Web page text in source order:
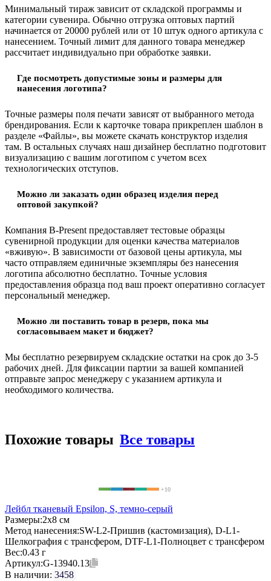
Минимальный тираж зависит от складской программы и
категории сувенира. Обычно отгрузка оптовых партий
начинается от 20000 рублей или от 10 штук одного артикула с
нанесением. Точный лимит для данного товара менеджер
рассчитает индивидуально при обработке заявки.
Где посмотреть допустимые зоны и размеры для
нанесения логотипа?
Точные размеры поля печати зависят от выбранного метода
брендирования. Если к карточке товара прикреплен шаблон в
разделе «Файлы», вы можете скачать конструктор изделия
там. В остальных случаях наш дизайнер бесплатно подготовит
визуализацию с вашим логотипом с учетом всех
технологических отступов.
Можно ли заказать один образец изделия перед
оптовой закупкой?
Компания B-Present предоставляет тестовые образцы
сувенирной продукции для оценки качества материалов
«вживую». В зависимости от базовой цены артикула, мы
часто отправляем единичные экземпляры без нанесения
логотипа абсолютно бесплатно. Точные условия
предоставления образца под ваш проект оперативно согласует
персональный менеджер.
Можно ли поставить товар в резерв, пока мы
согласовываем макет и бюджет?
Мы бесплатно резервируем складские остатки на срок до 3-5
рабочих дней. Для фиксации партии за вашей компанией
отправьте запрос менеджеру с указанием артикула и
необходимого количества.
Похожие товары Все товары
+10
Лейбл тканевый Epsilon, S, темно-серый
Размеры:2х8 см
Метод нанесения:SW-L2-Пришив (кастомизация), D-L1-
Шелкография с трансфером, DTF-L1-Полноцвет с трансфером
Вес:0.43 г
Артикул:G-13940.13
В наличии: 3458